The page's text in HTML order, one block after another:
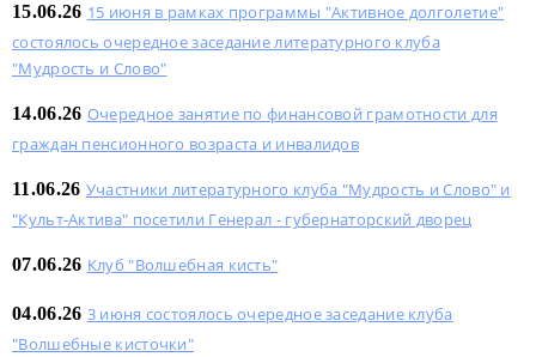
15.06.26 15 июня в рамках программы "Активное долголетие"
состоялось очередное заседание литературного клуба
"Мудрость и Слово"
14.06.26 Очередное занятие по финансовой грамотности для
граждан пенсионного возраста и инвалидов
11.06.26 Участники литературного клуба "Мудрость и Слово" и
"Культ-Актива" посетили Генерал - губернаторский дворец
07.06.26 Клуб "Волшебная кисть"
04.06.26 3 июня состоялось очередное заседание клуба
"Волшебные кисточки"